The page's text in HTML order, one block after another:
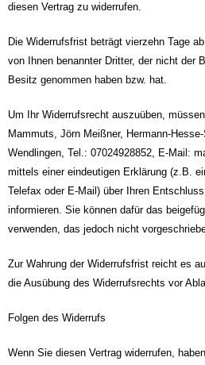
diesen Vertrag zu widerrufen.
Die Widerrufsfrist beträgt vierzehn Tage
von Ihnen benannter Dritter, der nicht der
Besitz genommen haben bzw. hat.
Um Ihr Widerrufsrecht auszuüben,
Mammuts, Jörn Meißner, Hermann-
Wendlingen, Tel.: 07024928852, E-Mail:
mittels einer eindeutigen Erklärung (z.B.
Telefax oder E-Mail) über Ihren
informieren. Sie können dafür das
verwenden, das jedoch nicht
Zur Wahrung der Widerrufsfrist reicht es
die Ausübung des Widerrufsrechts vor
Folgen des Widerrufs
Wenn Sie diesen Vertrag widerrufen,